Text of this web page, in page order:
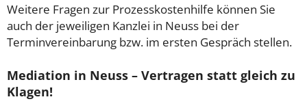
Weitere Fragen zur Prozesskostenhilfe können Sie
auch der jeweiligen Kanzlei in Neuss bei der
Terminvereinbarung bzw. im ersten Gespräch stellen.
Mediation in Neuss – Vertragen statt gleich zu
Klagen!